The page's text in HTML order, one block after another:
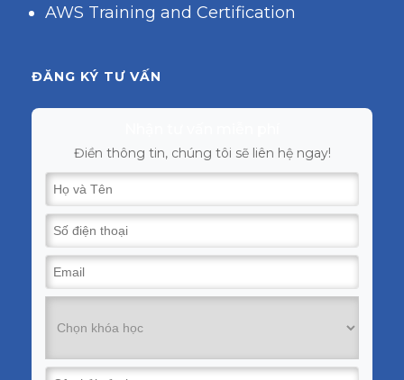
AWS Training and Certification
ĐĂNG KÝ TƯ VẤN
Điền thông tin, chúng tôi sẽ liên hệ ngay!